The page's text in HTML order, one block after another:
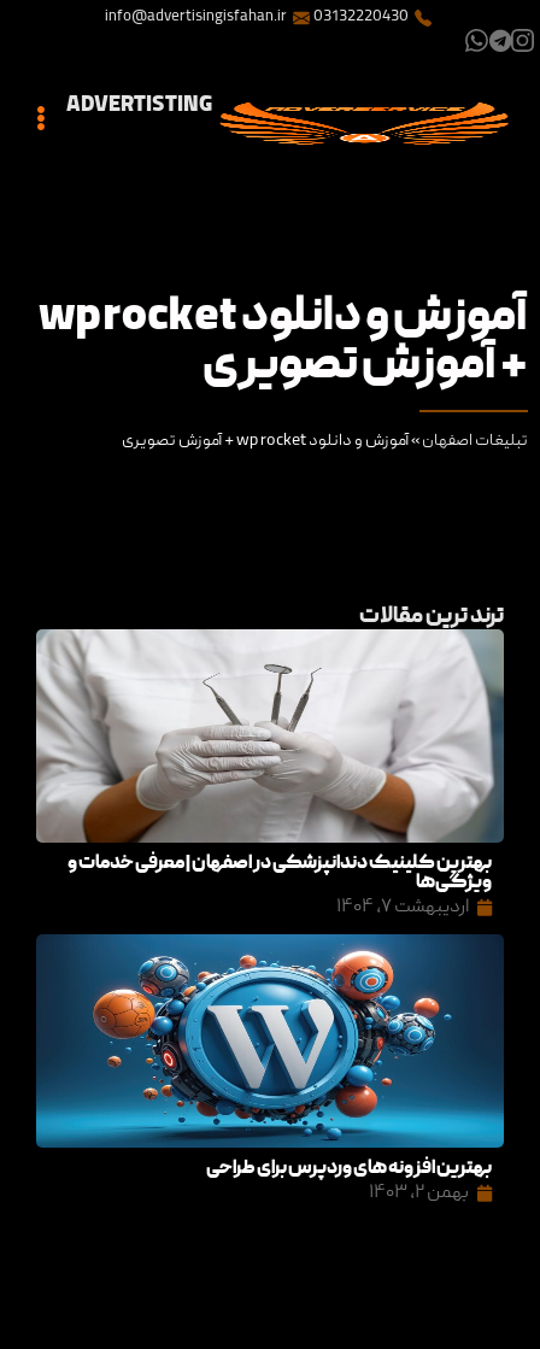
03132220430
info@advertisingisfahan.ir
ADVERTISTING
آموزش و دانلود wp rocket
+ آموزش تصویری
تبلیغات اصفهان»آموزش و دانلود wp rocket + آموزش تصویری
ترند ترین مقالات
بهترین کلینیک دندانپزشکی در اصفهان | معرفی خدمات و
ویژگی‌ها
اردیبهشت ۷, ۱۴۰۴
بهترین افزونه های وردپرس برای طراحی
بهمن ۲, ۱۴۰۳